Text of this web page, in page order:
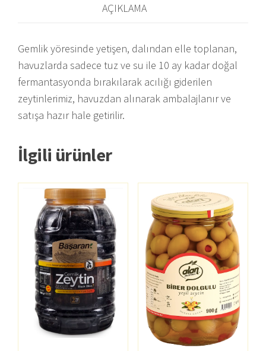
AÇIKLAMA
Gemlik yöresinde yetişen, dalından elle toplanan,
havuzlarda sadece tuz ve su ile 10 ay kadar doğal
fermantasyonda bırakılarak acılığı giderilen
zeytinlerimiz, havuzdan alınarak ambalajlanır ve
satışa hazır hale getirilir.
İlgili ürünler